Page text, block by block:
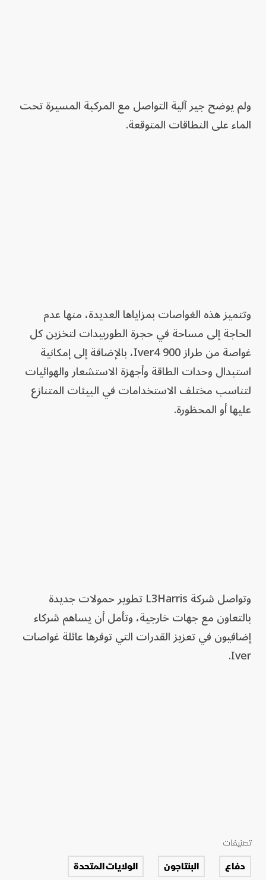
ولم يوضح جير آلية التواصل مع المركبة المسيرة تحت
الماء على النطاقات المتوقعة.
وتتميز هذه الغواصات بمزاياها العديدة، منها عدم
الحاجة إلى مساحة في حجرة الطوربيدات لتخزين كل
غواصة من طراز Iver4 900، بالإضافة إلى إمكانية
استبدال وحدات الطاقة وأجهزة الاستشعار والهوائيات
لتناسب مختلف الاستخدامات في البيئات المتنازع
عليها أو المحظورة.
وتواصل شركة L3Harris تطوير حمولات جديدة
بالتعاون مع جهات خارجية، وتأمل أن يساهم شركاء
إضافيون في تعزيز القدرات التي توفرها عائلة غواصات
Iver.
تصنيفات
دفاع البنتاجون الولايات المتحدة